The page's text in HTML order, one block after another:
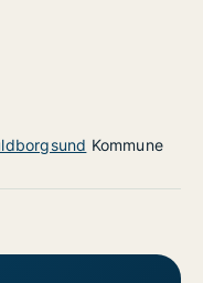
Kommune